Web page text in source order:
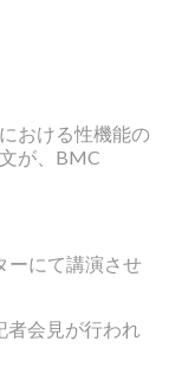
おける性機能の
が、BMC
ーにて講演させ
会見が行われ